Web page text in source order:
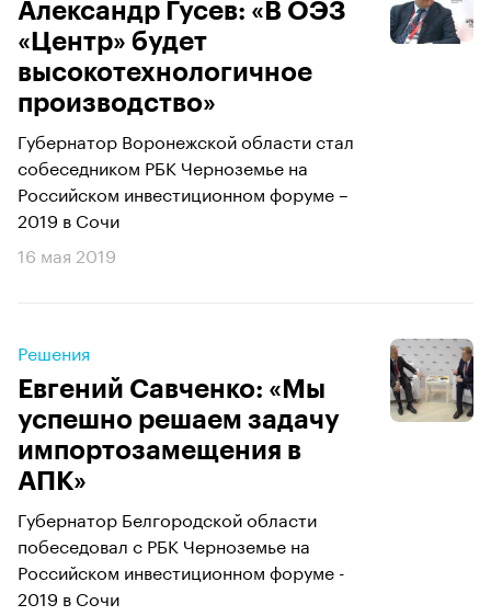
Александр Гусев: «В ОЭЗ
«Центр» будет
высокотехнологичное
производство»
Губернатор Воронежской области стал
собеседником РБК Черноземье на
Российском инвестиционном форуме –
2019 в Сочи
16 мая 2019
Решения
Евгений Савченко: «Мы
успешно решаем задачу
импортозамещения в
АПК»
Губернатор Белгородской области
побеседовал с РБК Черноземье на
Российском инвестиционном форуме -
2019 в Сочи